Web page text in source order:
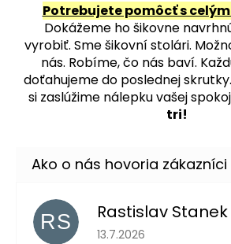
Potrebujete pomôcť s
Dokážeme ho šikovne
vyrobiť. Sme šikovní stolári.
nás. Robíme, čo nás baví.
doťahujeme do poslednej
si zaslúžime nálepku vašej
tri!
RS Rastislav Stanek
Hodnotenie obchodu je
13.7.2026